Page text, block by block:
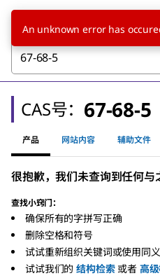
CAS号： 67-68-5
产品 网站内容 辅助文件
很抱歉，我们未查询到任何
查找小窍门：
确保所有的字拼写正确
删除空格和符号
试试重新组织关键词或使用同
试试我们的 结构检索 或者 高
An unknown error has